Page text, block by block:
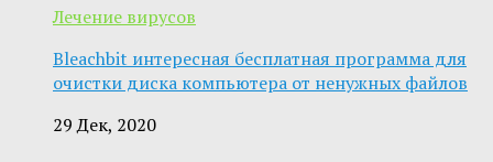
Лечение вирусов
Bleachbit интересная бесплатная программа для
очистки диска компьютера от ненужных файлов
29 Дек, 2020